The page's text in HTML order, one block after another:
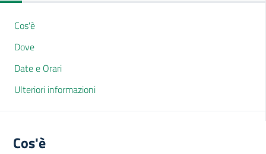
Cos'è
Dove
Date e Orari
Ulteriori informazioni
Cos'è